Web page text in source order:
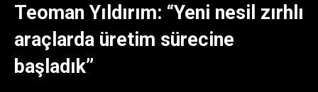
Teoman Yıldırım: “Yeni nesil zırhlı
araçlarda üretim sürecine
başladık”